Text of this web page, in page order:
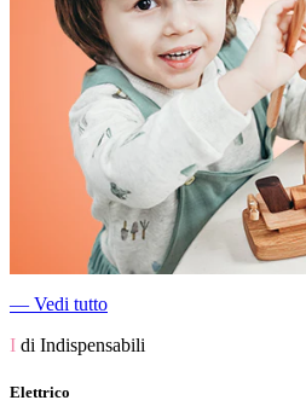
― Vedi tutto
I di Indispensabili
Elettrico